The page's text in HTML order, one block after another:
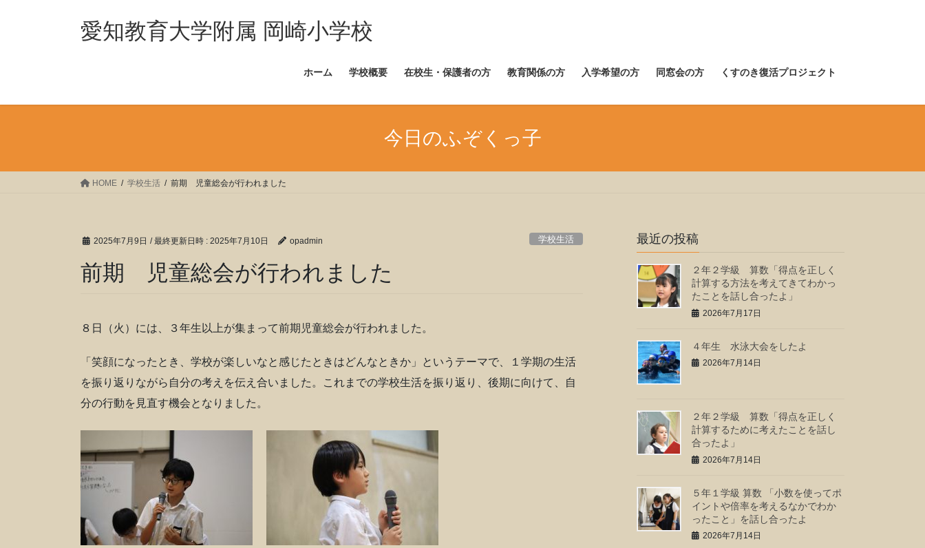
ス
ン
愛知教育大学附属 岡崎小学校
ホーム 学校概要 在校生・保護者の方 教育関係の方 入学希望の方 同窓会の方 くすのき復活プロジェクト
今日のふぞくっ子
HOME 学校生活 前期 児童総会が行われました
2025年7月9日 / 最終更新日時 : 2025年7月10日 opadmin 学校生活
前期 児童総会が行われました
８日（火）には、３年生以上が集まって前期児童総会が行われました。
「笑顔になったとき、学校が楽しいなと感じたときはどんなときか」というテーマで、１学期の生活
を振り返りながら自分の考えを伝え合いました。これまでの学校生活を振り返り、後期に向けて、自
分の行動を見直す機会となりました。
最近の投稿
２年２学級 算数「得点を正しく
計算する方法を考えてきてわかっ
たことを話し合ったよ」
2026年7月17日
４年生 水泳大会をしたよ
2026年7月14日
２年２学級 算数「得点を正しく
計算するために考えたことを話し
合ったよ」
2026年7月14日
５年１学級 算数 「小数を使ってポ
イントや倍率を考えるなかでわか
ったこと」を話し合ったよ
2026年7月14日